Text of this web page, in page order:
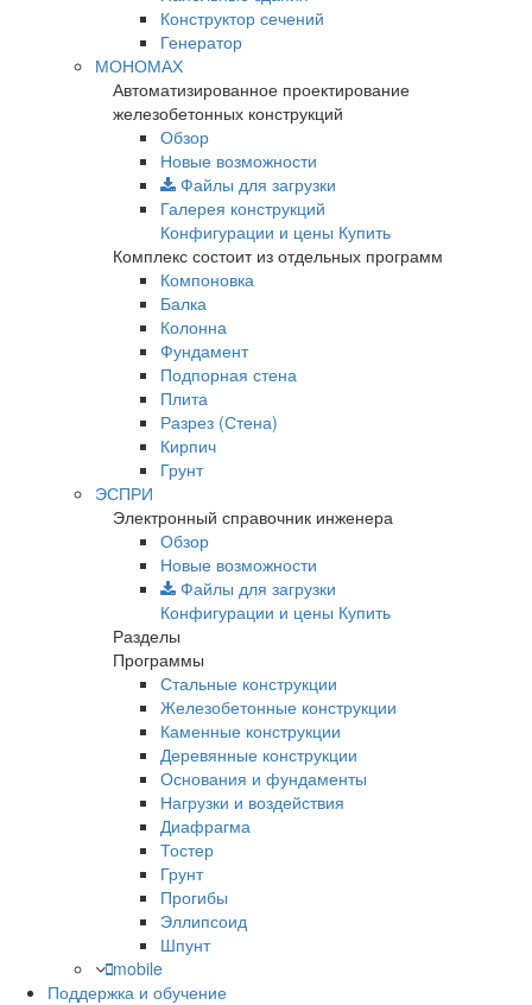
Конструктор сечений
Генератор
МОНОМАХ
Автоматизированное проектирование
железобетонных конструкций
Обзор
Новые возможности
Файлы для загрузки
Галерея конструкций
Конфигурации и цены Купить
Комплекс состоит из отдельных программ
Компоновка
Балка
Колонна
Фундамент
Подпорная стена
Плита
Разрез (Стена)
Кирпич
Грунт
ЭСПРИ
Электронный справочник инженера
Обзор
Новые возможности
Файлы для загрузки
Конфигурации и цены Купить
Разделы
Программы
Стальные конструкции
Железобетонные конструкции
Каменные конструкции
Деревянные конструкции
Основания и фундаменты
Нагрузки и воздействия
Диафрагма
Тостер
Грунт
Прогибы
Эллипсоид
Шпунт
mobile
Поддержка и обучение